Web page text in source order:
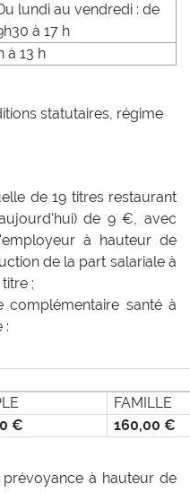
lundi au vendredi : de
à 17 h
à 13 h
statutaires, régime
de 19 titres restaurant
de 9 €, avec
à hauteur de
de la part salariale à
;
complémentaire santé à
:
FAMILLE
€ 160,00 €
à hauteur de